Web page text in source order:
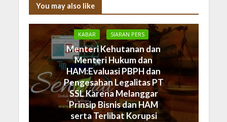
You may also like
KABAR SIARAN PERS
Menteri Kehutanan dan
Menteri Hukum dan
HAM:Evaluasi PBPH dan
Pengesahan Legalitas PT
SSL Karena Melanggar
Prinsip Bisnis dan HAM
serta Terlibat Korupsi